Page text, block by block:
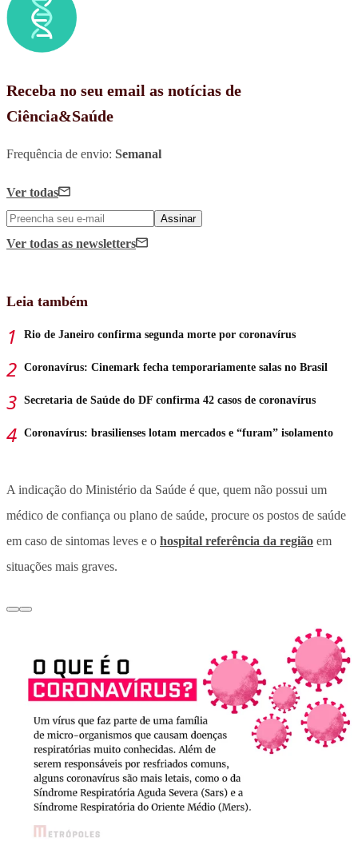
Receba no seu email as notícias de
Ciência&Saúde
Frequência de envio: Semanal
Ver todas
Assinar
Ver todas as newsletters
Leia também
Rio de Janeiro confirma segunda morte por coronavírus
Coronavírus: Cinemark fecha temporariamente salas no Brasil
Secretaria de Saúde do DF confirma 42 casos de coronavírus
Coronavírus: brasilienses lotam mercados e “furam” isolamento
A indicação do Ministério da Saúde é que, quem não possui um
médico de confiança ou plano de saúde, procure os postos de saúde
em caso de sintomas leves e o hospital referência da região em
situações mais graves.